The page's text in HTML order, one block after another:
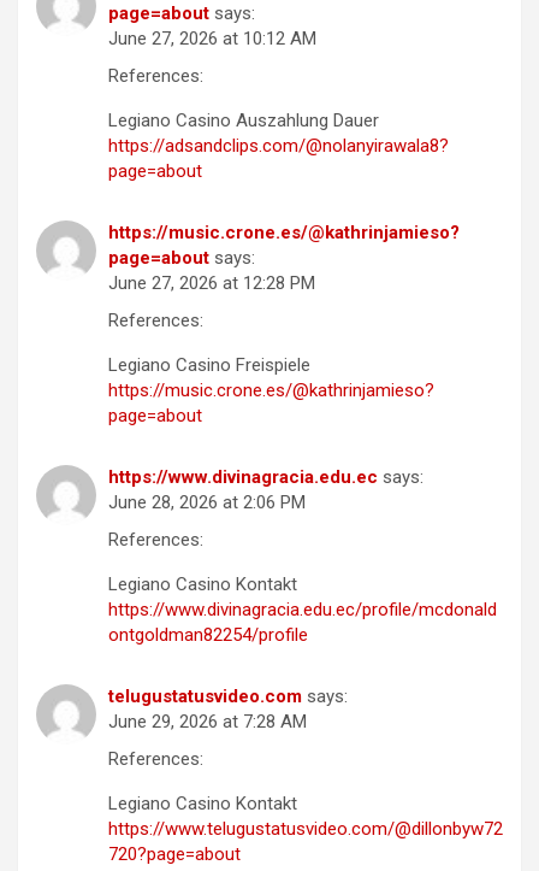
page=about says:
June 27, 2026 at 10:12 AM
References:
Legiano Casino Auszahlung Dauer
https://adsandclips.com/@nolanyirawala8?
page=about
https://music.crone.es/@kathrinjamieso?
page=about says:
June 27, 2026 at 12:28 PM
References:
Legiano Casino Freispiele
https://music.crone.es/@kathrinjamieso?
page=about
https://www.divinagracia.edu.ec says:
June 28, 2026 at 2:06 PM
References:
Legiano Casino Kontakt
https://www.divinagracia.edu.ec/profile/mcdonald
ontgoldman82254/profile
telugustatusvideo.com says:
June 29, 2026 at 7:28 AM
References:
Legiano Casino Kontakt
https://www.telugustatusvideo.com/@dillonbyw72
720?page=about